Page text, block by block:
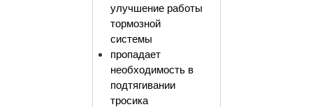
улучшение работы
тормозной
системы
пропадает
необходимость в
подтягивании
тросика